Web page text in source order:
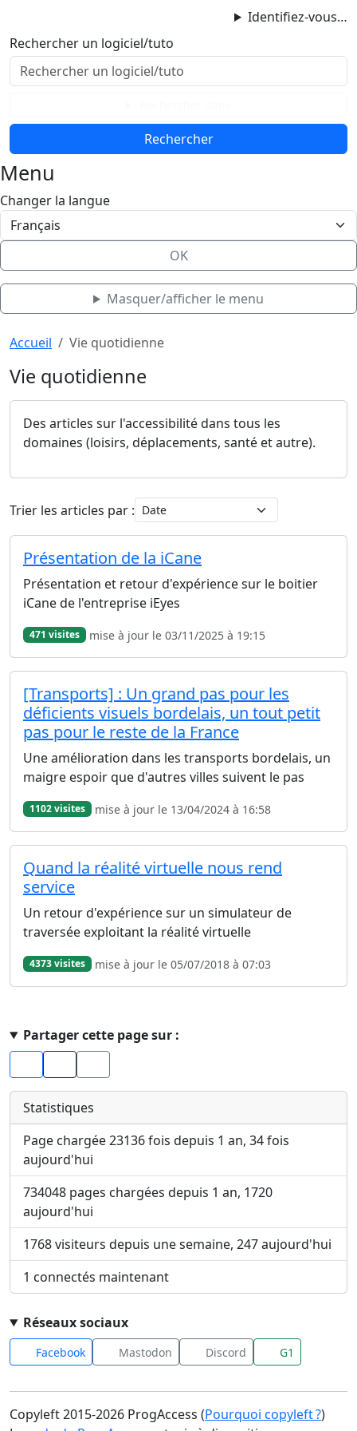
Identifiez-vous…
Contenu principal
Menu
Bas de page
Rechercher un logiciel/tuto
Menu
Changer la langue
OK
Masquer/afficher le menu
Aller au contenu principal
Accueil Vie quotidienne
Vie quotidienne
Des articles sur l'accessibilité dans tous les
domaines (loisirs, déplacements, santé et autre).
Trier les articles par :
Présentation de la iCane
Présentation et retour d'expérience sur le boitier
iCane de l'entreprise iEyes
471 visites mise à jour le 03/11/2025 à 19:15
[Transports] : Un grand pas pour les
déficients visuels bordelais, un tout petit
pas pour le reste de la France
Une amélioration dans les transports bordelais, un
maigre espoir que d'autres villes suivent le pas
1102 visites mise à jour le 13/04/2024 à 16:58
Quand la réalité virtuelle nous rend
service
Un retour d'expérience sur un simulateur de
traversée exploitant la réalité virtuelle
4373 visites mise à jour le 05/07/2018 à 07:03
Partager cette page sur :
Facebook
Statistiques
Page chargée 23136 fois depuis 1 an, 34 fois
aujourd'hui
734048 pages chargées depuis 1 an, 1720
aujourd'hui
1768 visiteurs depuis une semaine, 247 aujourd'hui
1 connectés maintenant
Réseaux sociaux
Facebook Mastodon Discord G1
Copyleft 2015-2026 ProgAccess (Pourquoi copyleft ?)